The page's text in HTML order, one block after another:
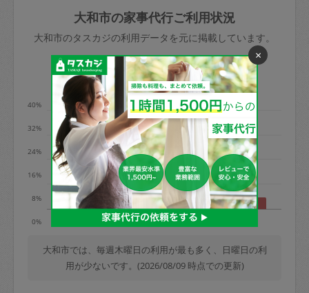
依頼者不在による当日キャンセル＝依頼
金額の100%＋交通費全額
※例：依頼日時／土曜日午前9時開始の場
合、水曜日午前9時以降はキャンセル料が
発生
水曜日9時〜金曜日9時まで＝依頼料金の
50%
金曜日9時～土曜日8時まで＝依頼金額の
100%
土曜日8時〜実施時間＝依頼金額の100%
＋交通費全額
依頼者不在による当日キャンセル＝依頼
金額の100%＋交通費全額
きた場合は損害保険の対象外となるので
ご注意ください。
玉、など
あわせてこちらも参照ください：初めて
利用します。注意しなくてはいけない点
はありますか？
大和市の家事代行ご利用状況
大和市のタスカジの利用データを元に掲載しています。
利用の多い曜日は？
0%
8%
16%
24%
32%
40%
水 木 土
大和市では、毎週木曜日の利用が最も多く、日曜日の利
用が少ないです。(2026/08/09 時点での更新)
×